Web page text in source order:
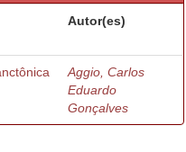
Autor(es)
Aggio, Carlos
Eduardo
Gonçalves